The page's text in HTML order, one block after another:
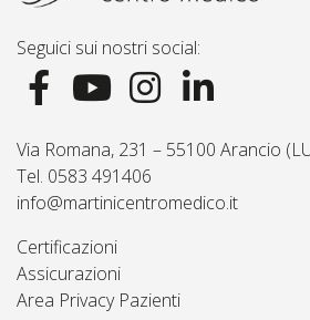
Seguici sui nostri social:
Via Romana, 231 – 55100 Arancio
Tel. 0583 491406
info@martinicentromedico.it
Certificazioni
Assicurazioni
Area Privacy Pazienti